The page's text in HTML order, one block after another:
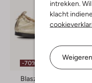
intrekken.
klacht
Weigeren
-70%
Blasz